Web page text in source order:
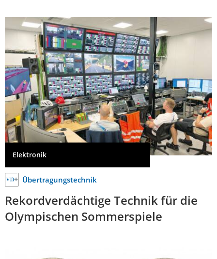
Elektronik
Übertragungstechnik
Rekordverdächtige Technik für die
Olympischen Sommerspiele